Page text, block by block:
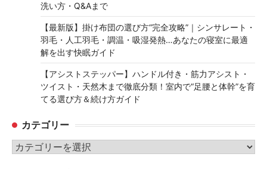
洗い方・Q&Aまで
【最新版】掛け布団の選び方“完全攻略”｜シンサレート・
羽毛・人工羽毛・調温・吸湿発熱…あなたの寝室に最適
解を出す快眠ガイド
【アシストステッパー】ハンドル付き・筋力アシスト・
ツイスト・天然木まで徹底分類！室内で“足腰と体幹”を育
てる選び方＆続け方ガイド
カテゴリー
カ